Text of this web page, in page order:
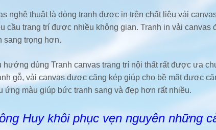
nghệ thuật là dòng tranh được in trên chất liệu vải
cầu trang trí được nhiều không gian. Tranh in vải
sang trọng hơn.
hướng dùng Tranh canvas trang trí nội thất rất được ưa
gỗ, vải canvas được căng kép giúp cho bề mặt được
ứng màu giúp bức tranh sang và đẹp hơn rất nhiều.
Huy khôi phục vẹn nguyên những